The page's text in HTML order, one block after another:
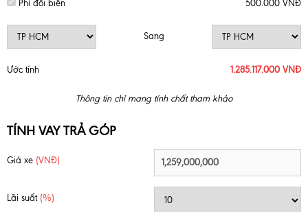
Phí đổi biển 500.000 VNĐ
Sang
Ước tính 1.285.117.000 VNĐ
Thông tin chỉ mang tính chất tham khảo
TÍNH VAY TRẢ GÓP
Giá xe (VNĐ)
Lãi suất (%)